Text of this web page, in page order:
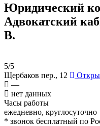
Юридический
Адвокатский
В.
5/5
Щербаков пер., 12
—
нет данных
Часы работы
ежедневно, круглосуточно
* звонок бесплатный по